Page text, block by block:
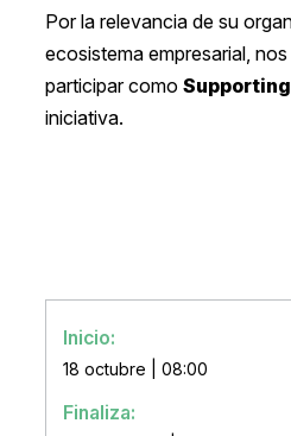
Por la relevancia de su
ecosistema empresarial,
participar como
iniciativa.
Inicio:
18 octubre | 08:00
Finaliza: